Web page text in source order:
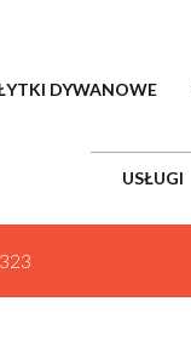
DYWANOWE
USŁUGI